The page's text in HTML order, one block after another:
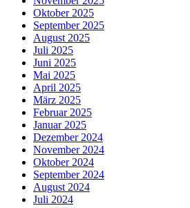
Oktober 2025
September 2025
August 2025
Juli 2025
Juni 2025
Mai 2025
April 2025
März 2025
Februar 2025
Januar 2025
Dezember 2024
November 2024
Oktober 2024
September 2024
August 2024
Juli 2024